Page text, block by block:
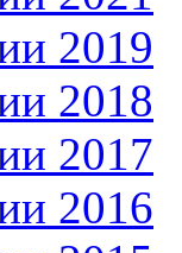
2019
2018
2017
2016